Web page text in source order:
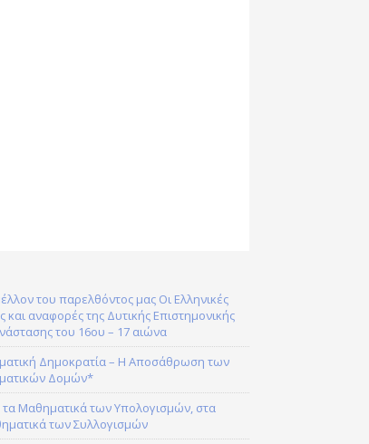
του παρελθόντος μας Οι Ελληνικές
και αναφορές της Δυτικής Επιστημονικής
του 16ου – 17 αιώνα
Δημοκρατία – H Αποσάθρωση των
Δομών*
Μαθηματικά των Υπολογισμών, στα
των Συλλογισμών